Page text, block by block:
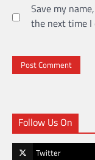
Save my
the next time I
Follow Us On
Twitter